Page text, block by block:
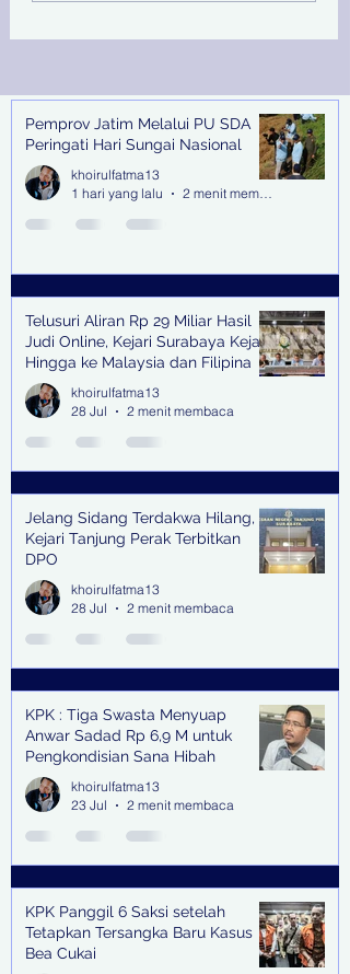
Online, Kejari
Recent Posts
Pemprov Jatim Melalui PU SDA
Peringati Hari Sungai Nasional
khoirulfatma13
1 hari yang lalu
2 menit membaca
Telusuri Aliran Rp 29 Miliar Hasil
Judi Online, Kejari Surabaya Kejar
Hingga ke Malaysia dan Filipina
khoirulfatma13
28 Jul
2 menit membaca
Jelang Sidang Terdakwa Hilang,
Kejari Tanjung Perak Terbitkan
DPO
khoirulfatma13
28 Jul
2 menit membaca
KPK : Tiga Swasta Menyuap
Anwar Sadad Rp 6,9 M untuk
Pengkondisian Sana Hibah
khoirulfatma13
23 Jul
2 menit membaca
KPK Panggil 6 Saksi setelah
Tetapkan Tersangka Baru Kasus
Bea Cukai